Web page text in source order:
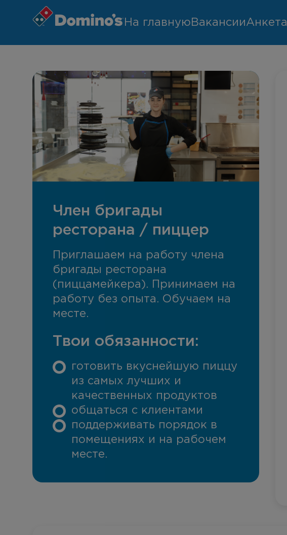
На главную ВакансииАнкета
Член бригады
ресторана / пиццер
Приглашаем на работу члена
бригады ресторана
(пиццамейкера). Принимаем на
работу без опыта. Обучаем на
месте.
Твои обязанности:
готовить вкуснейшую пиццу
из самых лучших и
качественных продуктов
общаться с клиентами
поддерживать порядок в
помещениях и на рабочем
месте.